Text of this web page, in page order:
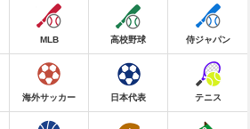
MLB 高校野球 侍ジャパン
海外サッカー 日本代表 テニス